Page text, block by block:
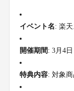
イベント名: 楽
開催期間 : 3月4
特典内容: 対象商